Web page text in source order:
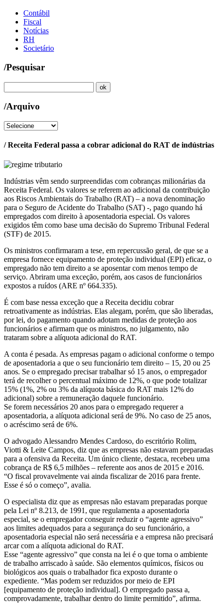
Contábil
Fiscal
Notícias
RH
Societário
/Pesquisar
/Arquivo
/ Receita Federal passa a cobrar adicional do RAT de indústrias
Indústrias vêm sendo surpreendidas com cobranças milionárias da
Receita Federal. Os valores se referem ao adicional da contribuição
aos Riscos Ambientais do Trabalho (RAT) – a nova denominação
para o Seguro de Acidente do Trabalho (SAT) -, pago quando há
empregados com direito à aposentadoria especial. Os valores
exigidos têm como base uma decisão do Supremo Tribunal Federal
(STF) de 2015.
Os ministros confirmaram a tese, em repercussão geral, de que se a
empresa fornece equipamento de proteção individual (EPI) eficaz, o
empregado não tem direito a se aposentar com menos tempo de
serviço. Abriram uma exceção, porém, aos casos de funcionários
expostos a ruídos (ARE nº 664.335).
É com base nessa exceção que a Receita decidiu cobrar
retroativamente as indústrias. Elas alegam, porém, que são liberadas,
por lei, do pagamento quando adotam medidas de proteção aos
funcionários e afirmam que os ministros, no julgamento, não
trataram sobre a alíquota adicional do RAT.
A conta é pesada. As empresas pagam o adicional conforme o tempo
de aposentadoria a que o seu funcionário tem direito – 15, 20 ou 25
anos. Se o empregado precisar trabalhar só 15 anos, o empregador
terá de recolher o percentual máximo de 12%, o que pode totalizar
15% (1%, 2% ou 3% da alíquota básica do RAT mais 12% do
adicional) sobre a remuneração daquele funcionário.
Se forem necessários 20 anos para o empregado requerer a
aposentadoria, a alíquota adicional será de 9%. No caso de 25 anos,
o acréscimo será de 6%.
O advogado Alessandro Mendes Cardoso, do escritório Rolim,
Viotti & Leite Campos, diz que as empresas não estavam preparadas
para a ofensiva da Receita. Um único cliente, destaca, recebeu uma
cobrança de R$ 6,5 milhões – referente aos anos de 2015 e 2016.
“O fiscal provavelmente vai ainda fiscalizar de 2016 para frente.
Esse é só o começo”, avalia.
O especialista diz que as empresas não estavam preparadas porque
pela Lei nº 8.213, de 1991, que regulamenta a aposentadoria
especial, se o empregador conseguir reduzir o “agente agressivo”
aos limites adequados para a segurança do seu funcionário, a
aposentadoria especial não será necessária e a empresa não precisará
arcar com a alíquota adicional do RAT.
Esse “agente agressivo” que consta na lei é o que torna o ambiente
de trabalho arriscado à saúde. São elementos químicos, físicos ou
biológicos aos quais o trabalhador fica exposto durante o
expediente. “Mas podem ser reduzidos por meio de EPI
[equipamento de proteção individual]. O empregado passa a,
comprovadamente, trabalhar dentro do limite permitido”, afirma.